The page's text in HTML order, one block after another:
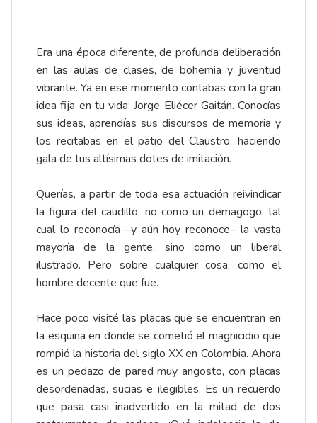
Era una época diferente, de profunda deliberación
en las aulas de clases, de bohemia y juventud
vibrante. Ya en ese momento contabas con la gran
idea fija en tu vida: Jorge Eliécer Gaitán. Conocías
sus ideas, aprendías sus discursos de memoria y
los recitabas en el patio del Claustro, haciendo
gala de tus altísimas dotes de imitación.
Querías, a partir de toda esa actuación reivindicar
la figura del caudillo; no como un demagogo, tal
cual lo reconocía –y aún hoy reconoce– la vasta
mayoría de la gente, sino como un liberal
ilustrado. Pero sobre cualquier cosa, como el
hombre decente que fue.
Hace poco visité las placas que se encuentran en
la esquina en donde se cometió el magnicidio que
rompió la historia del siglo XX en Colombia. Ahora
es un pedazo de pared muy angosto, con placas
desordenadas, sucias e ilegibles. Es un recuerdo
que pasa casi inadvertido en la mitad de dos